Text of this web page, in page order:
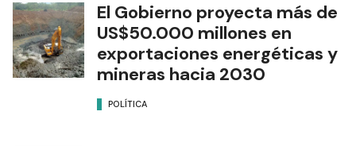
El Gobierno proyecta más de
US$50.000 millones en
exportaciones energéticas y
mineras hacia 2030
POLÍTICA